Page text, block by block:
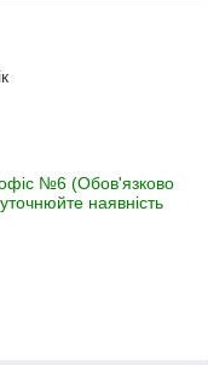
№6 (Обов'язково
наявність